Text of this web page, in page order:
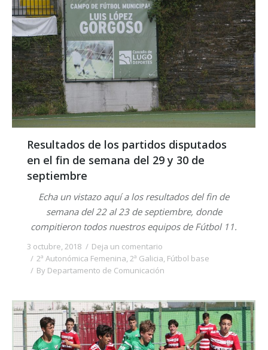
Resultados de los partidos disputados
en el fin de semana del 29 y 30 de
septiembre
Echa un vistazo aquí a los resultados del fin de
semana del 22 al 23 de septiembre, donde
compitieron todos nuestros equipos de Fútbol 11.
3 octubre, 2018
Deja un comentario
2ª Autonómica Femenina, 2ª Galicia, Fútbol base
By Departamento de Comunicación